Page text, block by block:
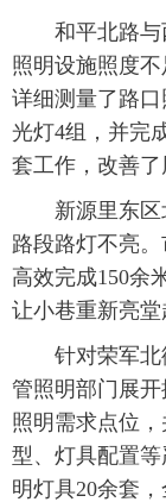
和平北路与
照明设施照度
详细测量了路
光灯4组，并完
套工作，改善了
新源里东区
路段路灯不亮
高效完成150余
让小巷重新亮堂
针对荣军北
管照明部门展
照明需求点位
型、灯具配置
明灯具20余套